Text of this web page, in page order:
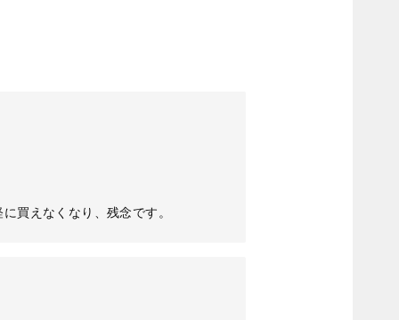
買えなくなり、残念です。